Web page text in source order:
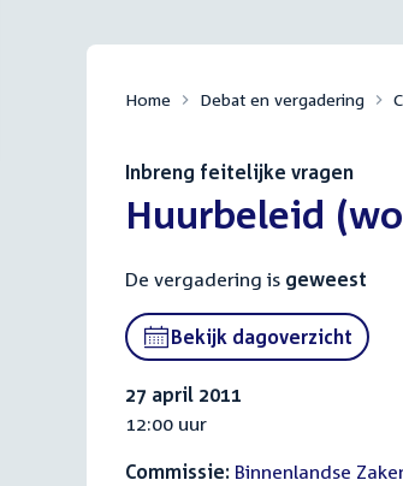
Home Debat en vergadering
Inbreng feitelijke vragen
:Huurbeleid
De vergadering is geweest
Bekijk dagoverzicht
27 april 2011
12:00 uur
Commissie: Binnenlandse